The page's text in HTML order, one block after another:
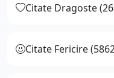
Citate Dragoste
Citate Fericire